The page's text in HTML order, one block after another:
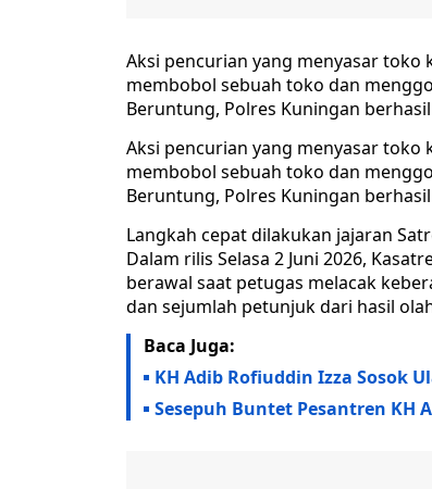
Aksi pencurian yang menyasar toko
membobol sebuah toko dan
Beruntung, Polres Kuningan
Aksi pencurian yang menyasar toko
membobol sebuah toko dan
Beruntung, Polres Kuningan
Langkah cepat dilakukan jajaran
Dalam rilis Selasa 2 Juni 2026,
berawal saat petugas melacak
dan sejumlah petunjuk dari hasil
Baca Juga:
KH Adib Rofiuddin Izza Sosok
Sesepuh Buntet Pesantren KH